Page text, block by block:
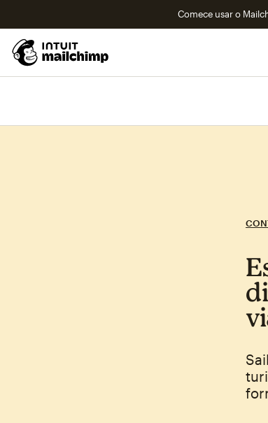
Comece usar o